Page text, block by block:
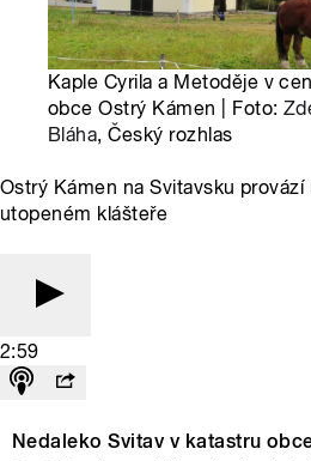
Kaple Cyrila a Metoděje v
obce Ostrý Kámen | Foto:
Bláha, Český rozhlas
Ostrý Kámen na Svitavsku provází
utopeném klášteře
2:59
Nedaleko Svitav v katastru